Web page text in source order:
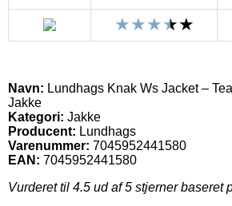
Navn: Lundhags Knak Ws Jacket –
Jakke
Kategori: Jakke
Producent: Lundhags
Varenummer: 7045952441580
EAN: 7045952441580
Vurderet til 4.5 ud af 5 stjerner baseret